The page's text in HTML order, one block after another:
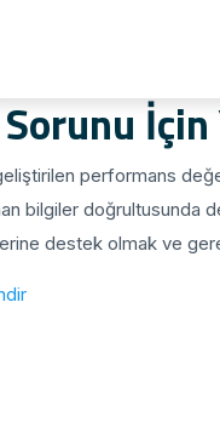
performans
bilgiler doğrultusunda
destek olmak ve